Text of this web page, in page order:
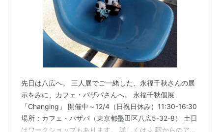
先日は八広へ。 三人展でご一緒した、永福千秋さんの展
示をみに、カフェ・パザパさんへ。 永福千秋個展
「Changing」 開催中～12/4（日祝日休み）11:30-16:30
場所：カフェ・パザパ（東京都墨田区八広5-32-8） 土日
はワークショップもあります。 詳しくは↓ 駅からのアク